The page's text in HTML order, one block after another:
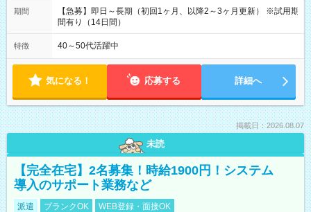
期間
【急募】即日～長期（初回1ヶ月、以降2～3ヶ月更新） ※試用期
間有り（14日間）
特徴 40～50代活躍中
気になる！ 応募する 詳細へ
掲載日：2026.08.07
未読
【完全在宅】2名募集！時給1900円！システム
導入のサポート業務など
派遣 ブランクOK WEB登録・面接OK